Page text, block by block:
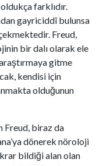
farklıdır.
gayriciddî bulunsa
Freud,
bir dalı olarak ele
gitme
kendisi için
olduğunun
Freud, biraz da
dönerek nöroloji
bildiği alan olan